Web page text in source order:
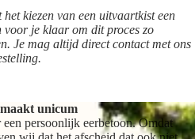
kiezen van een uitvaartkist een
voor je klaar om dit proces zo
Je mag altijd direct contact met ons
unicum
een persoonlijk eerbetoon. Omdat